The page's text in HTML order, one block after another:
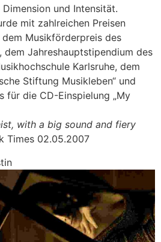
und Intensität.
mit zahlreichen Preisen
Musikförderpreis des
dem Jahreshauptstipendium des
Karlsruhe, dem
Stiftung Musikleben“ und
für die CD-Einspielung „My
with a big sound and fiery
Times 02.05.2007